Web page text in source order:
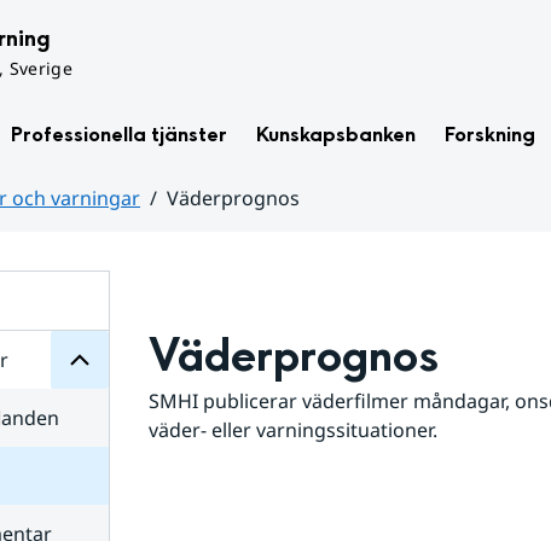
Sverige
Professionella tjänster Kunskapsbanken Forskning
och varningar
Väderprognos
för
varningar
Väderprognos
SMHI publicerar väderfilmer måndagar,
väder- eller varningssituationer.